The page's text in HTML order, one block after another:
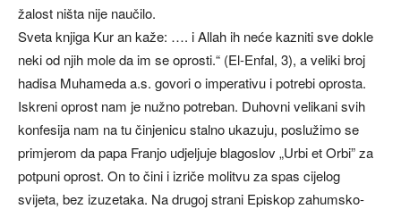
žalost ništa nije naučilo.
Sveta knjiga Kur an kaže: …. i Allah ih neće kazniti sve dokle
neki od njih mole da im se oprosti.“ (El-Enfal, 3), a veliki broj
hadisa Muhameda a.s. govori o imperativu i potrebi oprosta.
Iskreni oprost nam je nužno potreban. Duhovni velikani svih
konfesija nam na tu činjenicu stalno ukazuju, poslužimo se
primjerom da papa Franjo udjeljuje blagoslov „Urbi et Orbi” za
potpuni oprost. On to čini i izriče molitvu za spas cijelog
svijeta, bez izuzetaka. Na drugoj strani Episkop zahumsko-